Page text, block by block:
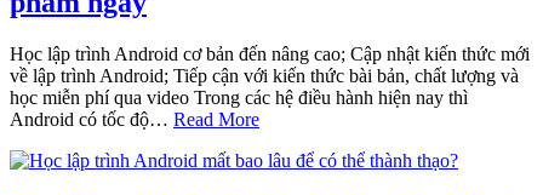
Học lập trình Android cơ bản đến nâng cao; Cập nhật kiến thức mới
về lập trình Android; Tiếp cận với kiến thức bài bản, chất lượng và
học miễn phí qua video Trong các hệ điều hành hiện nay thì
Android có tốc độ… Read More